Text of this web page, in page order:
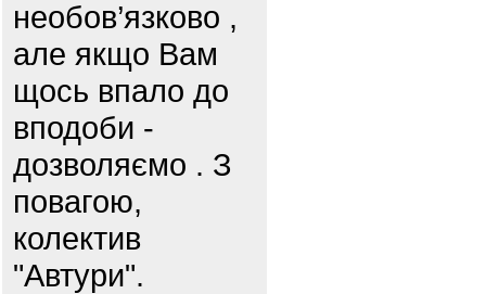
необов’язково ,
але якщо Вам
щось впало до
вподоби -
дозволяємо . З
повагою,
колектив
"Автури".